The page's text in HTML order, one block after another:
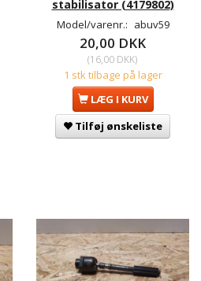
stabilisator (4179802)
Model/varenr.: abuv59
20,00 DKK
(16,00 DKK)
1 stk tilbage på lager
LÆG I KURV
Tilføj ønskeliste